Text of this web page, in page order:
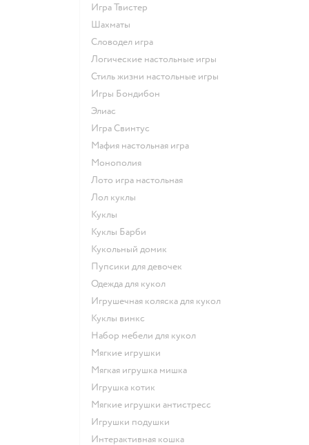
Игра Твистер
Шахматы
Словодел игра
Логические настольные игры
Стиль жизни настольные игры
Игры Бондибон
Элиас
Игра Свинтус
Мафия настольная игра
Монополия
Лото игра настольная
Лол куклы
Куклы
Куклы Барби
Кукольный домик
Пупсики для девочек
Одежда для кукол
Игрушечная коляска для кукол
Куклы винкс
Набор мебели для кукол
Мягкие игрушки
Мягкая игрушка мишка
Игрушка котик
Мягкие игрушки антистресс
Игрушки подушки
Интерактивная кошка